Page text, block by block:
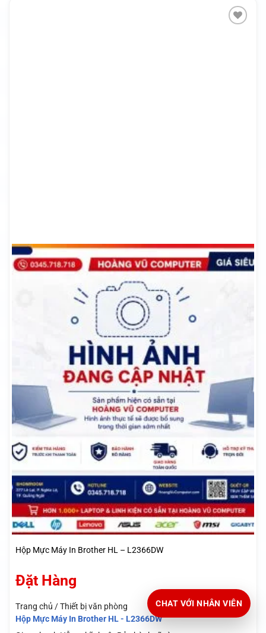
Hộp Mực Máy In Brother HL – L2366DW
Đặt Hàng
Trang chủ / Thiết bị văn phòng
Hộp Mực Máy In Brother HL - L2366DW
CHAT VỚI NHÂN VIÊN